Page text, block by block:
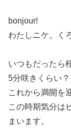
bonjour!
わたしニケ。く
いつもだったら
5分咲きくらい？
これから満開を
この時期気分は
まいます。